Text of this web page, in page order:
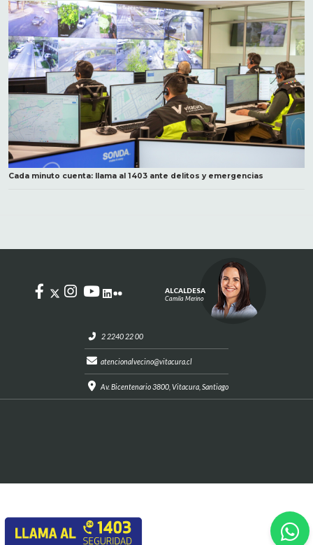
Cada minuto cuenta: llama al 1403 ante delitos y emergencias
2 2240 22 00
atencionalvecino@vitacura.cl
Av. Bicentenario 3800, Vitacura, Santiago
ALCALDESA
Camila Merino